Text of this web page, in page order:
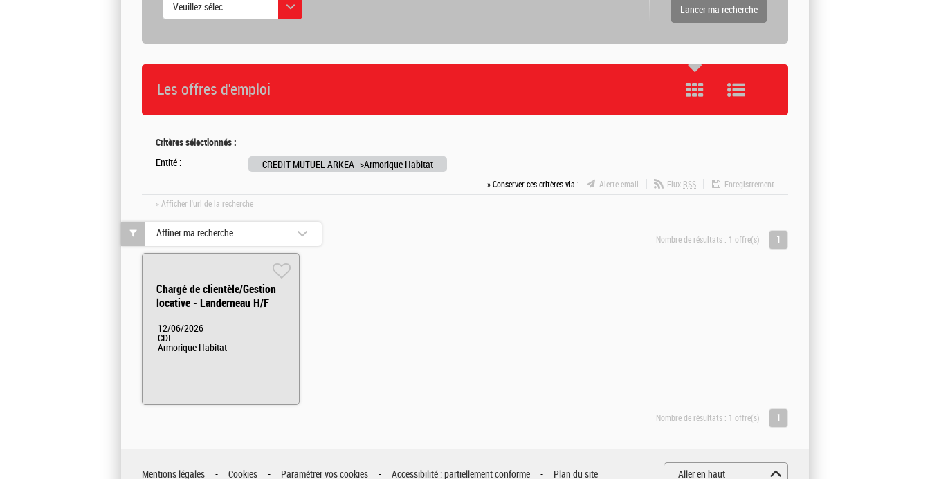
Veuillez sélectionner une ou des valeurs
Les offres d'emploi
Critères sélectionnés :
Entité : CREDIT MUTUEL ARKEA-->Armorique Habitat
» Conserver ces critères via : Alerte email Flux RSS
Enregistrement
» Afficher l'url de la recherche
Nombre de résultats : 1 offre(s) 1
Chargé de clientèle/Gestion
locative - Landerneau H/F
12/06/2026
CDI
Armorique Habitat
Affiner ma recherche
Nombre de résultats : 1 offre(s) 1
Mentions légales Cookies Paramétrer vos cookies Accessibilité : partiellement conforme Plan du site Aller en haut